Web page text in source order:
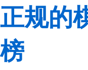
正规的
榜